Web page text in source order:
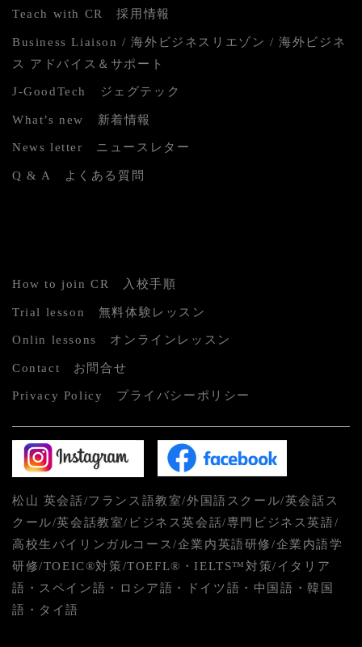
Teach with CR 採用情報
Business Liaison / 海外ビジネスリエゾン / 海外ビジネ
ス アドバイス＆サポート
J-GoodTech ジェグテック
What’s new 新着情報
News letter ニュースレター
Q & A よくある質問
How to join CR 入校手順
Trial lesson 無料体験レッスン
Onlin lessons オンラインレッスン
Contact お問合せ
Privacy Policy プライバシーポリシー
松山 英会話/フランス語教室/外国語スクール/英会話ス
クール/英会話教室/ビジネス英会話/専門ビジネス英語/
高校生バイリンガルコース/企業内英語研修/企業内語学
研修/TOEIC®対策/TOEFL®・IELTS™対策/イタリア
語・スペイン語・ロシア語・ドイツ語・中国語・韓国
語・タイ語